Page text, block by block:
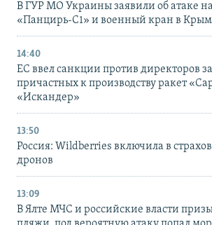
В ГУР МО Украины заявили об атаке
«Панцирь-С1» и военный кран в
14:40
ЕС ввел санкции против директоров
причастных к производству ракет
«Искандер»
13:50
Россия: Wildberries включила в
дронов
13:09
В Ялте МЧС и российские власти